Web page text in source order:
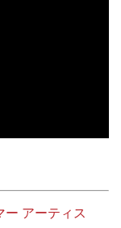
ー アーティス